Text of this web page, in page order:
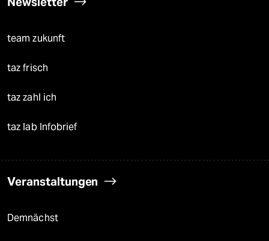
team zukunft
taz frisch
taz zahl ich
taz lab Infobrief
Veranstaltungen
Demnächst